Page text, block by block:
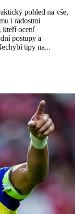
pohled na vše,
i radostmi
kteří ocení
postupy a
tipy na...